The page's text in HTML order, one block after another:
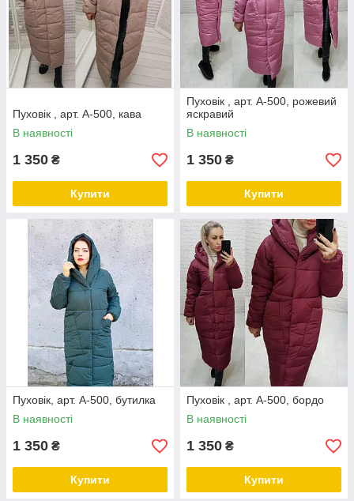
Пуховік , арт. А-500, кава
В наявності
1 350 ₴
Купити
Пуховік , арт. А-500, рожевий
яскравий
В наявності
1 350 ₴
Купити
Пуховік, арт. А-500, бутилка
В наявності
1 350 ₴
Купити
Пуховік , арт. А-500, бордо
В наявності
1 350 ₴
Купити